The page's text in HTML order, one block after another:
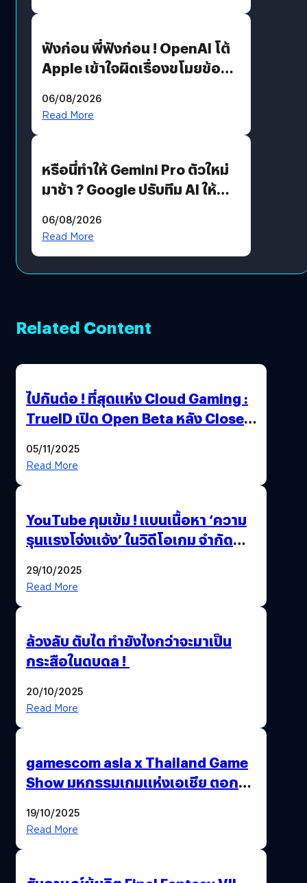
ฟังก่อน พี่ฟังก่อน ! OpenAI โต้
Apple เข้าใจผิดเรื่องขโมยข้อมูล
06/08/2026
Read More
หรือนี่ทำให้ Gemini Pro ตัวใหม่
มาช้า ? Google ปรับทีม AI ให้
AGI
06/08/2026
Read More
Related Content
ไปกันต่อ ! ที่สุดแห่ง Cloud Gaming :
TrueID เปิด Open Beta หลัง Close
Thailand Game Show 2025 ทะลุ 15
05/11/2025
Read More
YouTube คุมเข้ม ! แบนเนื้อหา ‘ความ
รุนแรงโจ่งแจ้ง’ ในวิดีโอเกม จำกัด
29/10/2025
Read More
ล้วงลับ ตับไต ทำยังไงกว่าจะมาเป็น
กระสือในดบดล !
20/10/2025
Read More
gamescom asia x Thailand Game
Show มหกรรมเกมแห่งเอเชีย ตอกย้ำ
พาณิชย์ร่วมชูความสำเร็จ
19/10/2025
Read More